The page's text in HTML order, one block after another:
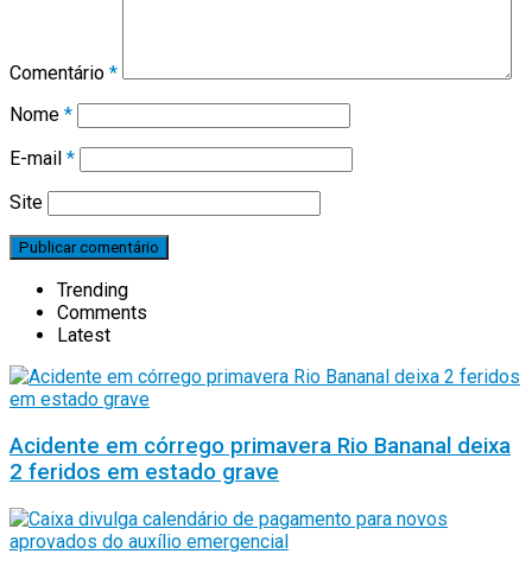
Comentário *
Nome *
E-mail *
Site
Trending
Comments
Latest
Acidente em córrego primavera Rio Bananal deixa
2 feridos em estado grave